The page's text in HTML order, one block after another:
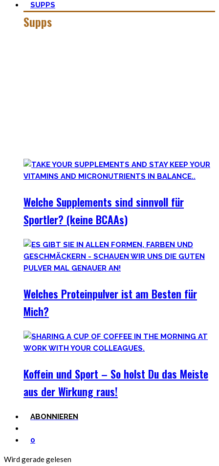
SUPPS
Supps
Welche Supplements sind sinnvoll für
Sportler? (keine BCAAs)
Welches Proteinpulver ist am Besten für
Mich?
Koffein und Sport – So holst Du das Meiste
aus der Wirkung raus!
ABONNIEREN
0
Wird gerade gelesen